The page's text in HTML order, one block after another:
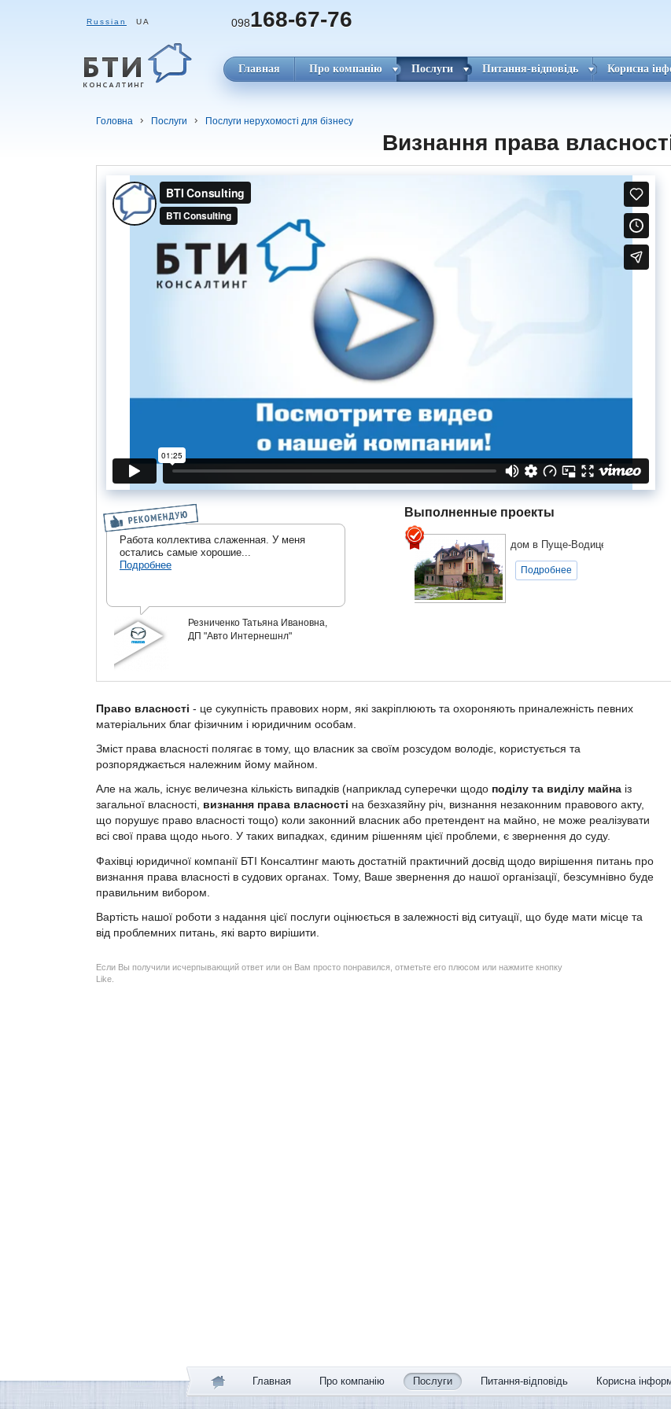
Russian UA 098168-67-76
Главная Про компанію Послуги Питання-відповідь Корисна
Головна Послуги Послуги нерухомості для бізнесу
Визнання права
Работа коллектива слаженная. У меня
остались самые хорошие...
Подробнее
Резниченко Татьяна Ивановна,
ДП "Авто Интернешнл"
Выполненные проекты
дом в Пуще-Водице
Подробнее
Право власності - це сукупність правових норм, які закріплюють та охороняють приналежність певних
матеріальних благ фізичним і юридичним особам.
Зміст права власності полягає в тому, що власник за своїм розсудом володіє, користується та
розпоряджається належним йому майном.
Але на жаль, існує величезна кількість випадків (наприклад суперечки щодо поділу та виділу майна із
загальної власності, визнання права власності на безхазяйну річ, визнання незаконним правового акту,
що порушує право власності тощо) коли законний власник або претендент на майно, не може реалізувати
всі свої права щодо нього. У таких випадках, єдиним рішенням цієї проблеми, є звернення до суду.
Фахівці юридичної компанії БТІ Консалтинг мають достатній практичний досвід щодо вирішення питань про
визнання права власності в судових органах. Тому, Ваше звернення до нашої організації, безсумнівно буде
правильним вибором.
Вартість нашої роботи з надання цієї послуги оцінюється в залежності від ситуації, що буде мати місце та
від проблемних питань, які варто вирішити.
Если Вы получили исчерпывающий ответ или он Вам просто понравился, отметьте его плюсом или нажмите кнопку
Like.
Головна
Главная Про компанію Послуги Питання-відповідь Корисна